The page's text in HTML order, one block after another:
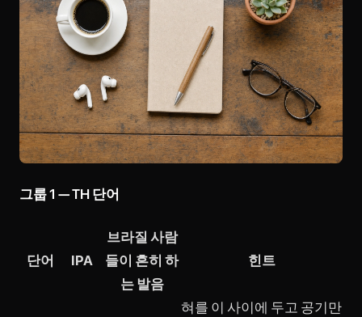
그룹 1 — TH 단어
단어 IPA
브라질 사람
들이 흔히 하
는 발음
힌트
혀를 이 사이에 두고 공기만